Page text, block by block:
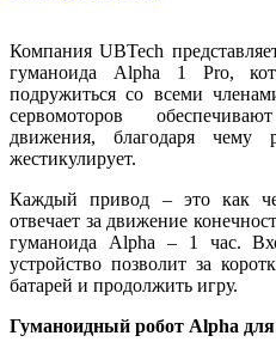
Компания UBTech
гуманоида Alpha 1 Pro,
подружиться со всеми
сервомоторов
движения, благодаря чему
жестикулирует.
Каждый привод – это как
отвечает за движение
гуманоида Alpha – 1 час.
устройство позволит за
батарей и продолжить игру.
Гуманоидный робот Alpha для